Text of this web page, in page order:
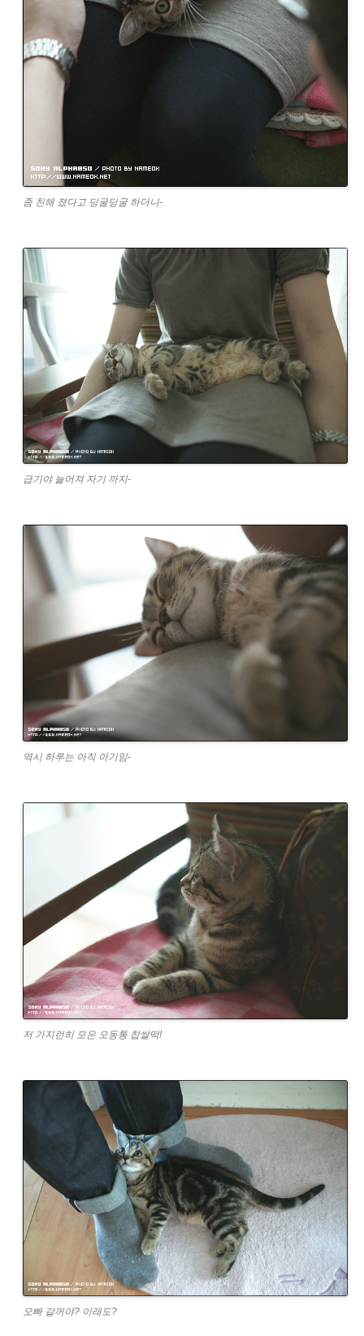
좀 친해 졌다고 딩굴딩굴 하더니-
급기야 늘어져 자기 까지-
역시 하루는 아직 아기임-
저 가지런히 모은 오동통 찹쌀떡!
오빠 갈꺼야? 이래도?